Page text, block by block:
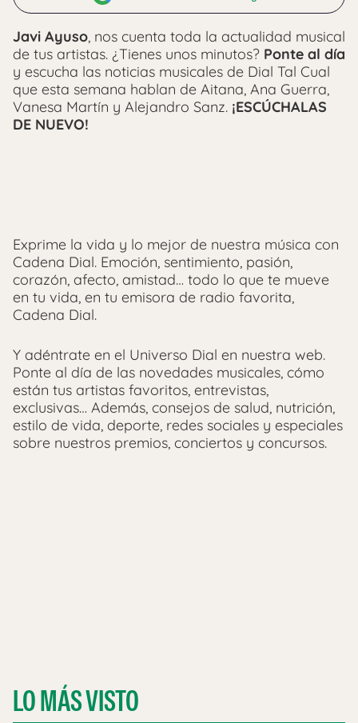
Javi Ayuso, nos cuenta toda la actualidad musical
de tus artistas. ¿Tienes unos minutos? Ponte al día
y escucha las noticias musicales de Dial Tal Cual
que esta semana hablan de Aitana, Ana Guerra,
Vanesa Martín y Alejandro Sanz. ¡ESCÚCHALAS
DE NUEVO!
Exprime la vida y lo mejor de nuestra música con
Cadena Dial. Emoción, sentimiento, pasión,
corazón, afecto, amistad… todo lo que te mueve
en tu vida, en tu emisora de radio favorita,
Cadena Dial.
Y adéntrate en el Universo Dial en nuestra web.
Ponte al día de las novedades musicales, cómo
están tus artistas favoritos, entrevistas,
exclusivas… Además, consejos de salud, nutrición,
estilo de vida, deporte, redes sociales y especiales
sobre nuestros premios, conciertos y concursos.
LO MÁS VISTO